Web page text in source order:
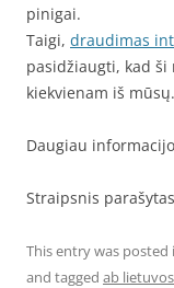
pinigai.
Taigi, draudimas
pasidžiaugti, kad
kiekvienam iš mūsų.
Daugiau
Straipsnis
This entry was posted
and tagged ab